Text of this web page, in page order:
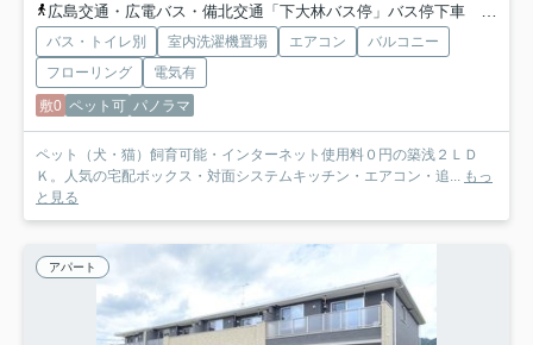
広島交通・広電バス・備北交通「下大林バス停」バス停下車 徒歩1分
バス・トイレ別 室内洗濯機置場 エアコン
バルコニー
フローリング
電気有
敷0 ペット可 パノラマ
ペット（犬・猫）飼育可能・インターネット使用料０円の築浅２ＬＤ
Ｋ。人気の宅配ボックス・対面システムキッチン・エアコン・追... もっ
と見る
アパート